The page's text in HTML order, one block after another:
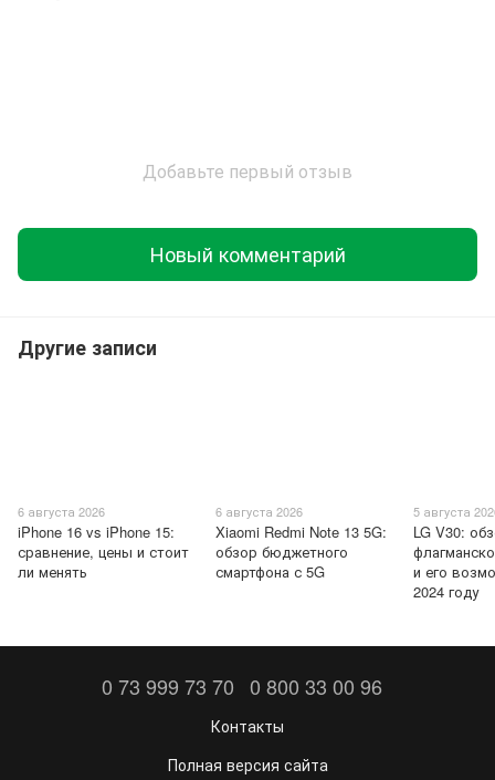
Добавьте первый отзыв
Новый комментарий
Другие записи
6 августа 2026
iPhone 16 vs iPhone 15:
сравнение, цены и стоит
ли менять
6 августа 2026
Xiaomi Redmi Note 13 5G:
обзор бюджетного
смартфона с 5G
5 августа
LG V30:
и его
2024 году
0 73 999 73 70 0 800 33 00 96
Контакты
Полная версия сайта